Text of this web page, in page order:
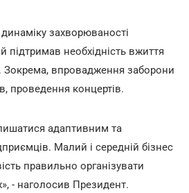
захворюваності
необхідність вжиття
Зокрема, впровадження заборони
проведення концертів.
адаптивним та
Малий і середній бізнес
правильно організувати
- наголосив Президент.